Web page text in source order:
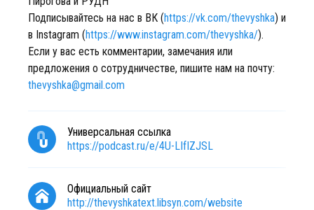
Подписывайтесь на нас в ВК (https://vk.com/thevyshka) и
в Instagram (https://www.instagram.com/thevyshka/).
Если у вас есть комментарии, замечания или
предложения о сотрудничестве, пишите нам на почту:
thevyshka@gmail.com
Универсальная ссылка
https://podcast.ru/e/4U-LIfIZJSL
Официальный сайт
http://thevyshkatext.libsyn.com/website